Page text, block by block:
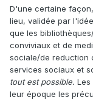
D'une certaine
lieu, validée par
que les
conviviaux et de
sociale/de reduction
services sociaux et
tout est possible. Les
leur époque les